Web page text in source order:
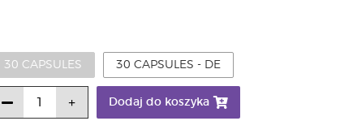
30 CAPSULES 30 CAPSULES - DE
Dodaj do koszyka